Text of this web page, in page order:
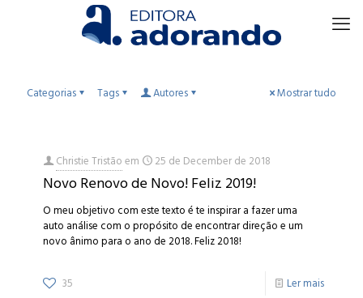
Categorias Tags Autores Mostrar tudo
Christie Tristãoem 25 de December de 2018
Novo Renovo de Novo! Feliz 2019!
O meu objetivo com este texto é te inspirar a fazer uma
auto análise com o propósito de encontrar direção e um
novo ânimo para o ano de 2018. Feliz 2018!
35 Ler mais